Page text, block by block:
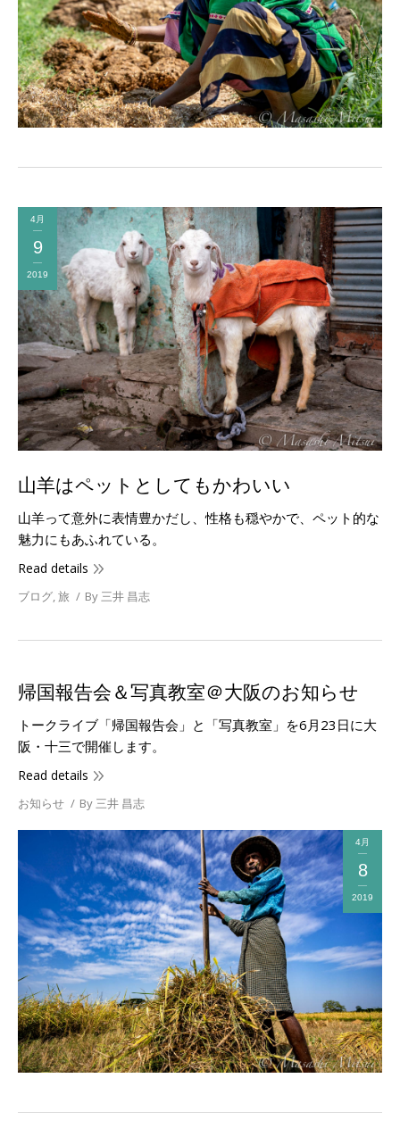
4月
9
2019
山羊はペットとしてもかわいい
山羊って意外に表情豊かだし、性格も穏やかで、ペット的な
魅力にもあふれている。
Read details
ブログ,旅 By 三井 昌志
帰国報告会＆写真教室＠大阪のお知らせ
トークライブ「帰国報告会」と「写真教室」を6月23日に大
阪・十三で開催します。
Read details
お知らせ By 三井 昌志
4月
8
2019